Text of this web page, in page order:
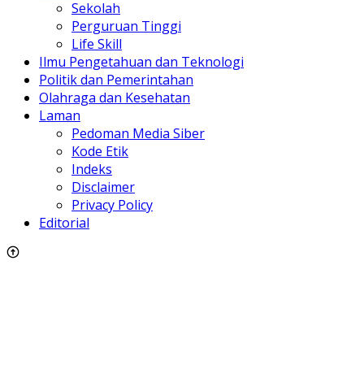
Sekolah
Perguruan Tinggi
Life Skill
Ilmu Pengetahuan dan Teknologi
Politik dan Pemerintahan
Olahraga dan Kesehatan
Laman
Pedoman Media Siber
Kode Etik
Indeks
Disclaimer
Privacy Policy
Editorial